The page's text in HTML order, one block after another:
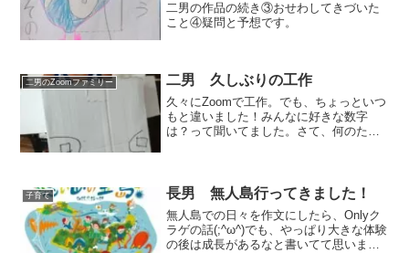
二男の作品の続き③おせわしてきづいた
こと④疑問と予想です。
二男のZoomファミリー 二男 久しぶりの工作
久々にZoomで工作。でも、ちょっといつ
もと違いました！みんなに好きな数字
は？って聞いてました。さて、何のため
子育て 長男 無人島行ってきました！
無人島での日々を作文にしたら、Onlyク
ラゲの話(;^ω^)でも、やっぱり大きな体験
の後は成長があるなと書いてて思いまし